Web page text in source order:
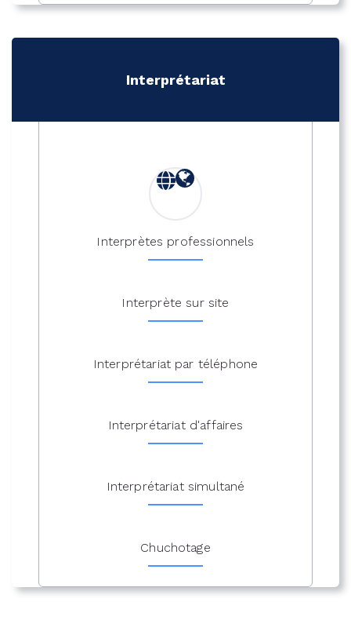
Interprétariat
Interprètes professionnels
Interprète sur site
Interprétariat par téléphone
Interprétariat d'affaires
Interprétariat simultané
Chuchotage